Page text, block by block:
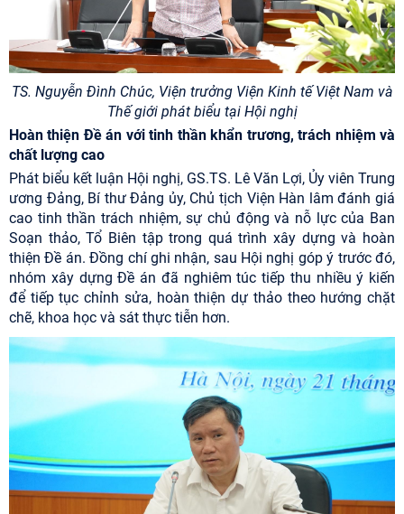
TS. Nguyễn Đình Chúc, Viện trưởng Viện Kinh tế Việt Nam và
Thế giới phát biểu tại Hội nghị
Hoàn thiện Đề án với tinh thần khẩn trương, trách nhiệm và
chất lượng cao
Phát biểu kết luận Hội nghị, GS.TS. Lê Văn Lợi, Ủy viên Trung
ương Đảng, Bí thư Đảng ủy, Chủ tịch Viện Hàn lâm đánh giá
cao tinh thần trách nhiệm, sự chủ động và nỗ lực của Ban
Soạn thảo, Tổ Biên tập trong quá trình xây dựng và hoàn
thiện Đề án. Đồng chí ghi nhận, sau Hội nghị góp ý trước đó,
nhóm xây dựng Đề án đã nghiêm túc tiếp thu nhiều ý kiến
để tiếp tục chỉnh sửa, hoàn thiện dự thảo theo hướng chặt
chẽ, khoa học và sát thực tiễn hơn.